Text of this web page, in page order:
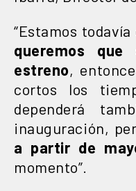
“Estamos
queremos
estreno,
cortos los
dependerá
inauguración,
a partir de
momento”.